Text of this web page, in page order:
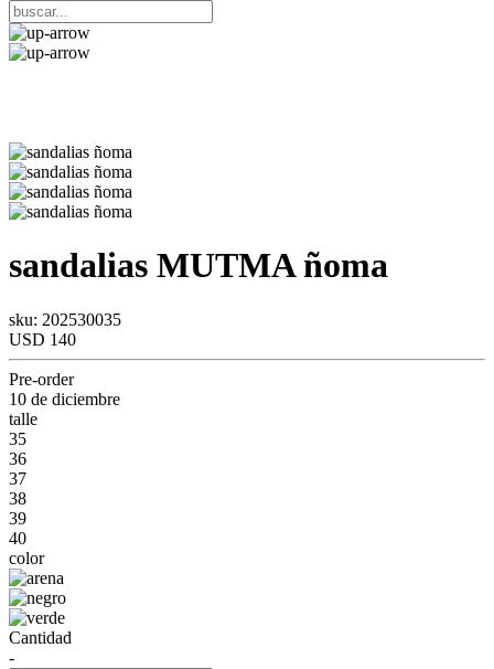
sandalias MUTMAñoma
sku: 202530035
USD 140
Pre-order
10 de diciembre
talle
35
36
37
38
39
40
color
Cantidad
-